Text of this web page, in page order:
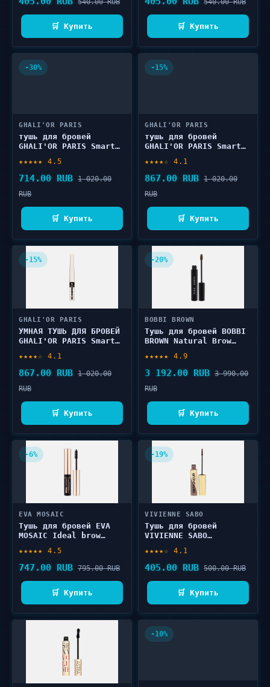
🛒 Купить 🛒 Купить
-30%
GHALI'OR PARIS
тушь для бровей
GHALI'OR PARIS Smart
★★★★★ 4.5
714.00 RUB 1 020.00
RUB
🛒 Купить
-15%
GHALI'OR PARIS
тушь для бровей
GHALI'OR PARIS Smart
★★★★☆ 4.1
867.00 RUB 1 020.00
RUB
🛒 Купить
-15%
GHALI'OR PARIS
УМНАЯ ТУШЬ ДЛЯ БРОВЕЙ
GHALI'OR PARIS Smart
★★★★☆ 4.1
867.00 RUB 1 020.00
RUB
🛒 Купить
-20%
BOBBI BROWN
Тушь для бровей BOBBI
BROWN Natural Brow
★★★★★ 4.9
3 192.00 RUB 3 990.00
RUB
🛒 Купить
-6%
EVA MOSAIC
Тушь для бровей EVA
MOSAIC Ideal brow
★★★★★ 4.5
747.00 RUB 795.00 RUB
🛒 Купить
-19%
VIVIENNE SABO
Тушь для бровей
VIVIENNE SABO
★★★★☆ 4.1
405.00 RUB 500.00 RUB
🛒 Купить
-10%